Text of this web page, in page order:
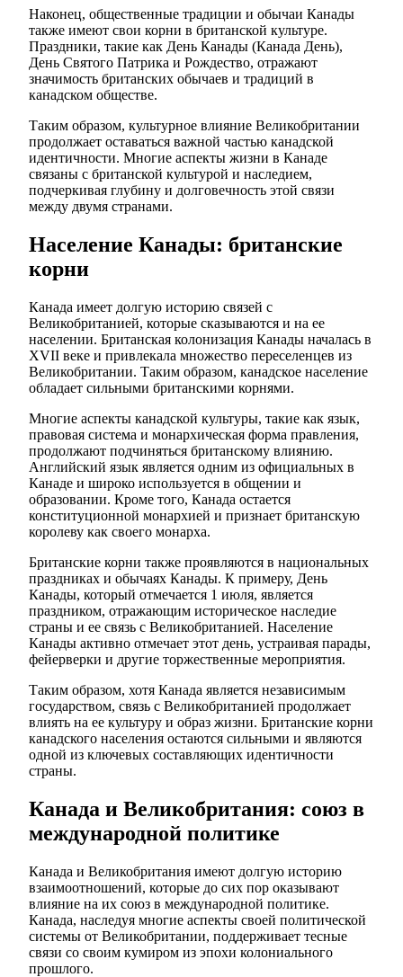
Наконец, общественные традиции и обычаи Канады
также имеют свои корни в британской культуре.
Праздники, такие как День Канады (Канада День),
День Святого Патрика и Рождество, отражают
значимость британских обычаев и традиций в
канадском обществе.
Таким образом, культурное влияние Великобритании
продолжает оставаться важной частью канадской
идентичности. Многие аспекты жизни в Канаде
связаны с британской культурой и наследием,
подчеркивая глубину и долговечность этой связи
между двумя странами.
Население Канады: британские
корни
Канада имеет долгую историю связей с
Великобританией, которые сказываются и на ее
населении. Британская колонизация Канады началась в
XVII веке и привлекала множество переселенцев из
Великобритании. Таким образом, канадское население
обладает сильными британскими корнями.
Многие аспекты канадской культуры, такие как язык,
правовая система и монархическая форма правления,
продолжают подчиняться британскому влиянию.
Английский язык является одним из официальных в
Канаде и широко используется в общении и
образовании. Кроме того, Канада остается
конституционной монархией и признает британскую
королеву как своего монарха.
Британские корни также проявляются в национальных
праздниках и обычаях Канады. К примеру, День
Канады, который отмечается 1 июля, является
праздником, отражающим историческое наследие
страны и ее связь с Великобританией. Население
Канады активно отмечает этот день, устраивая парады,
фейерверки и другие торжественные мероприятия.
Таким образом, хотя Канада является независимым
государством, связь с Великобританией продолжает
влиять на ее культуру и образ жизни. Британские корни
канадского населения остаются сильными и являются
одной из ключевых составляющих идентичности
страны.
Канада и Великобритания: союз в
международной политике
Канада и Великобритания имеют долгую историю
взаимоотношений, которые до сих пор оказывают
влияние на их союз в международной политике.
Канада, наследуя многие аспекты своей политической
системы от Великобритании, поддерживает тесные
связи со своим кумиром из эпохи колониального
прошлого.